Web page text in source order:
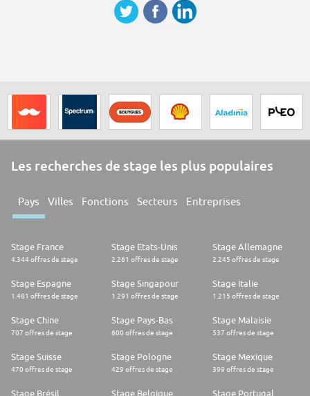
Les recherches de stage les plus populaires
Pays Villes Fonctions Secteurs Entreprises
Stage France
4.344 offres de stage
Stage Etats-Unis
2.261 offres de stage
Stage Allemagne
2.245 offres de stage
Stage Espagne
1.481 offres de stage
Stage Singapour
1.291 offres de stage
Stage Italie
1.215 offres de stage
Stage Chine
707 offres de stage
Stage Pays-Bas
600 offres de stage
Stage Malaisie
537 offres de stage
Stage Suisse
470 offres de stage
Stage Pologne
429 offres de stage
Stage Mexique
399 offres de stage
Stage Brésil Stage Belgique Stage Portugal